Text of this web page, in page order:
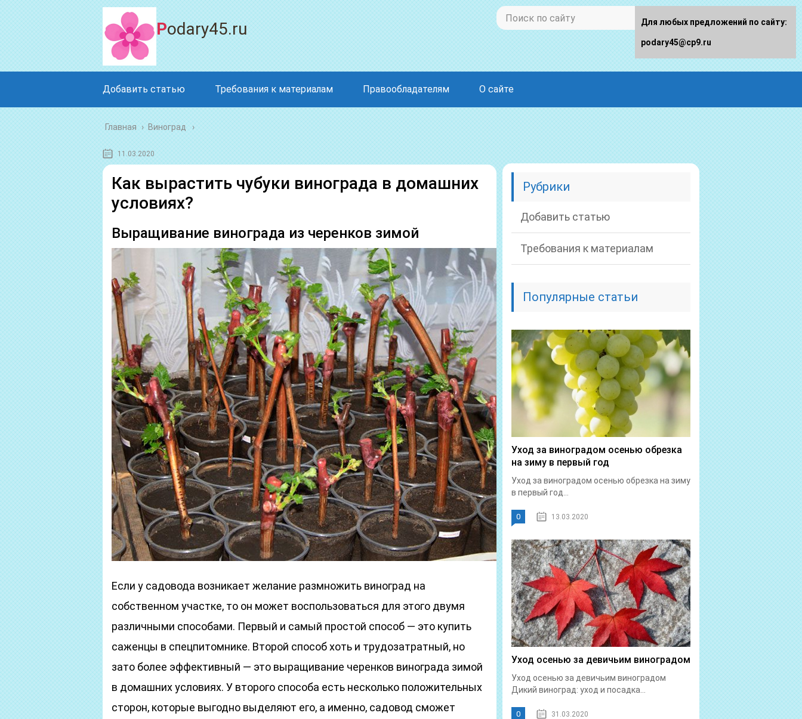
Podary45.ru
Добавить статью Требования к материалам Правообладателям О сайте
Главная › Виноград
11.03.2020
Как вырастить чубуки винограда в домашних
условиях?
Выращивание винограда из черенков зимой
Если у садовода возникает желание размножить виноград на
собственном участке, то он может воспользоваться для этого двумя
различными способами. Первый и самый простой способ ― это купить
саженцы в спецпитомнике. Второй способ хоть и трудозатратный, но
зато более эффективный ― это выращивание черенков винограда зимой
в домашних условиях. У второго способа есть несколько положительных
сторон, которые выгодно выделяют его, а именно, садовод сможет
Рубрики
Добавить статью
Требования к материалам
Популярные статьи
Уход за виноградом осенью обрезка
на зиму в первый год
Уход за виноградом осенью обрезка на зиму
в первый год...
0 13.03.2020
Уход осенью за девичьим виноградом
Уход осенью за девичьим виноградом
Дикий виноград: уход и посадка...
0 31.03.2020
Для любых предложений по сайту:
podary45@cp9.ru